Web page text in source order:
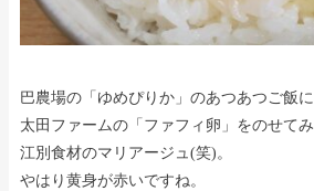
巴農場の「ゆめぴりか」のあつあつご飯に
太田ファームの「ファフィ卵」をのせてみ
江別食材のマリアージュ(笑)。
やはり黄身が赤いですね。